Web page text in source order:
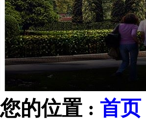
您的位置 : 首页